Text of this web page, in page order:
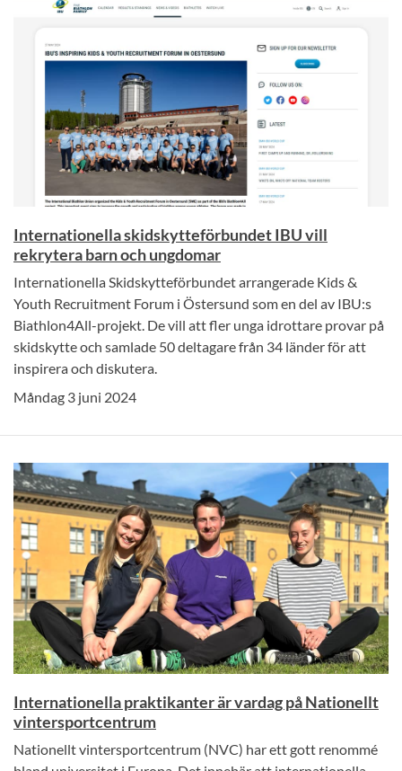
Internationella skidskytteförbundet IBU vill
rekrytera barn och ungdomar
Internationella Skidskytteförbundet arrangerade Kids &
Youth Recruitment Forum i Östersund som en del av IBU:s
Biathlon4All-projekt. De vill att fler unga idrottare provar på
skidskytte och samlade 50 deltagare från 34 länder för att
inspirera och diskutera.
Måndag 3 juni 2024
Internationella praktikanter är vardag på Nationellt
vintersportcentrum
Nationellt vintersportcentrum (NVC) har ett gott renommé